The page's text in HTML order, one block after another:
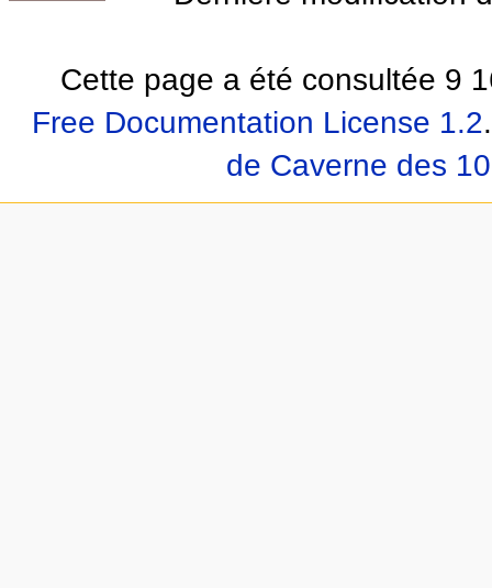
Cette page a été consultée 9
Free Documentation License 1.2.
de Caverne des